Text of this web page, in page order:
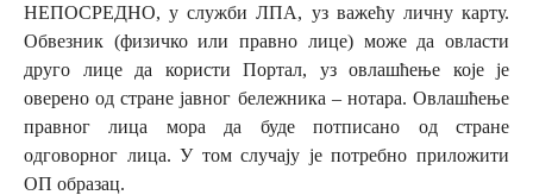
НЕПОСРЕДНО,у служби ЛПА, уз важећу личну карту.
Обвезник (физичко или правно лице) може да овласти
друго лице да користи Портал, уз овлашћење које је
оверено од стране јавног бележника – нотара. Овлашћење
правног лица мора да буде потписано од стране
одговорног лица. У том случају је потребно приложити
ОП образац.